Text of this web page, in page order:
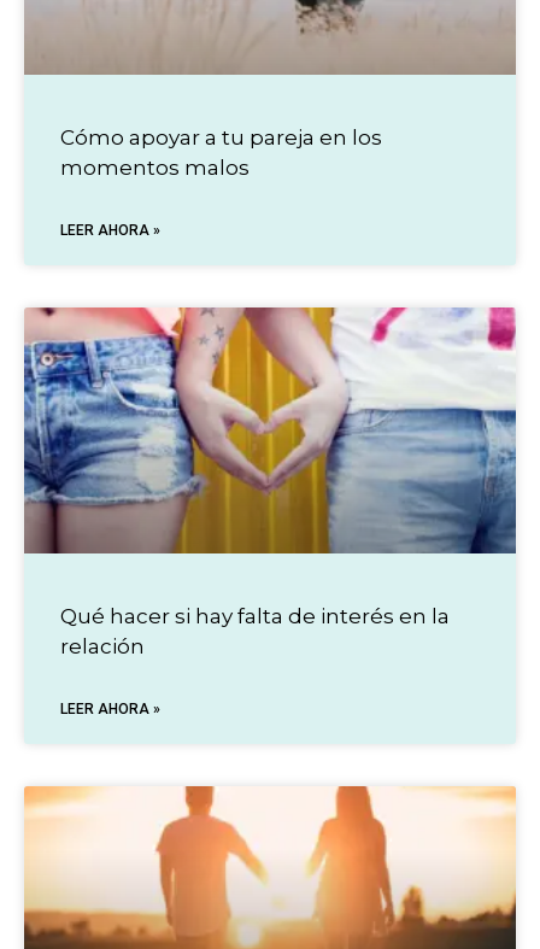
Cómo apoyar a tu pareja en los
momentos malos
LEER AHORA »
Qué hacer si hay falta de interés en la
relación
LEER AHORA »